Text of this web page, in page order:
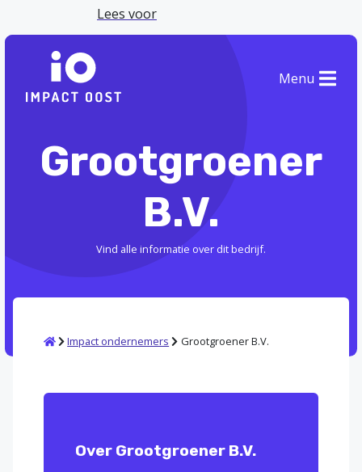
Lees voor
Menu
Grootgroener
B.V.
Vind alle informatie over dit bedrijf.
HomeImpact ondernemers Grootgroener B.V.
Over Grootgroener B.V.